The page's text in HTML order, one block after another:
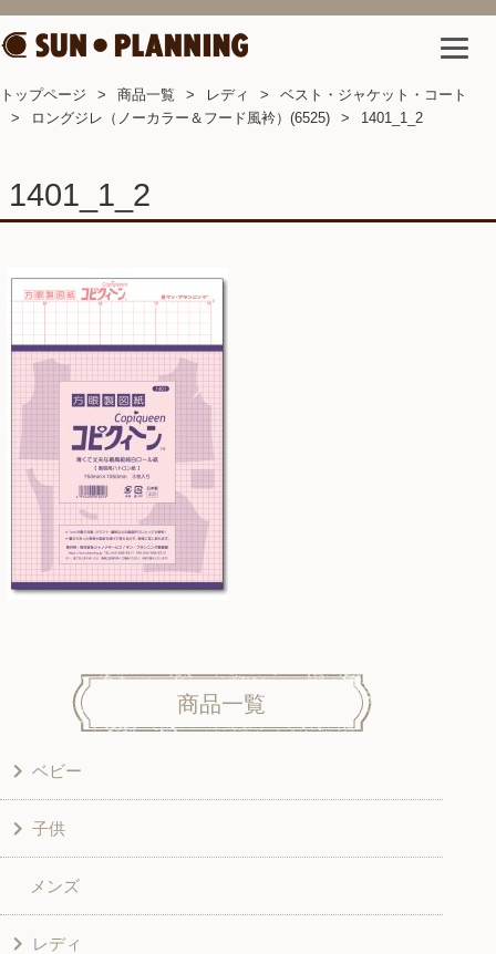
トップページ 商品一覧 レディ
ベスト・ジャケット・コート
ロングジレ（ノーカラー＆フード風衿）(6525)
1401_1_2
1401_1_2
商品一覧
ベビー
洋服
和風衣類
グッズ
子供
ワンピース
シャツ・ブラウス
メンズ
レディ